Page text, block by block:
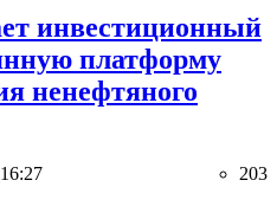
инвестиционный
платформу
ненефтяного
16:27 203